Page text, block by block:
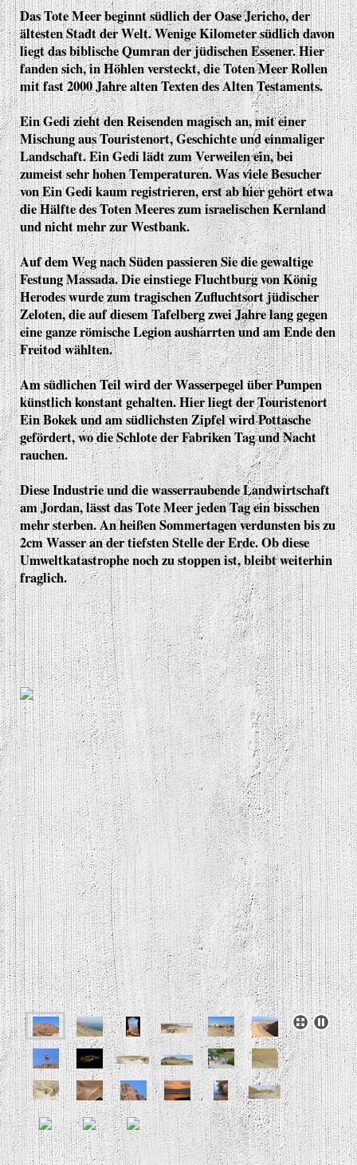
Das Tote Meer beginnt südlich der Oase Jericho, der
ältesten Stadt der Welt. Wenige Kilometer südlich davon
liegt das biblische Qumran der jüdischen Essener. Hier
fanden sich, in Höhlen versteckt, die Toten Meer Rollen
mit fast 2000 Jahre alten Texten des Alten Testaments.
Ein Gedi zieht den Reisenden magisch an, mit einer
Mischung aus Touristenort, Geschichte und einmaliger
Landschaft. Ein Gedi lädt zum Verweilen ein, bei
zumeist sehr hohen Temperaturen. Was viele Besucher
von Ein Gedi kaum registrieren, erst ab hier gehört etwa
die Hälfte des Toten Meeres zum israelischen Kernland
und nicht mehr zur Westbank.
Auf dem Weg nach Süden passieren Sie die gewaltige
Festung Massada. Die einstiege Fluchtburg von König
Herodes wurde zum tragischen Zufluchtsort jüdischer
Zeloten, die auf diesem Tafelberg zwei Jahre lang gegen
eine ganze römische Legion ausharrten und am Ende den
Freitod wählten.
Am südlichen Teil wird der Wasserpegel über Pumpen
künstlich konstant gehalten. Hier liegt der Touristenort
Ein Bokek und am südlichsten Zipfel wird Pottasche
gefördert, wo die Schlote der Fabriken Tag und Nacht
rauchen.
Diese Industrie und die wasserraubende Landwirtschaft
am Jordan, lässt das Tote Meer jeden Tag ein bisschen
mehr sterben. An heißen Sommertagen verdunsten bis zu
2cm Wasser an der tiefsten Stelle der Erde. Ob diese
Umweltkatastrophe noch zu stoppen ist, bleibt weiterhin
fraglich.